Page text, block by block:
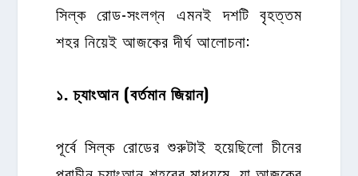
সিল্ক রোড-সংলগ্ন এমনই দশটি বৃহত্তম
শহর নিয়েই আজকের দীর্ঘ আলোচনা:
১.চ্যাংআন(বর্তমান জিয়ান)
পূর্বে সিল্ক রোডের শুরুটাই হয়েছিলো চীনের